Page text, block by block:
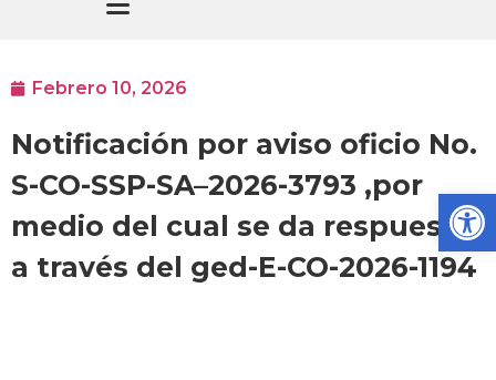
Febrero 10, 2026
Notificación por aviso oficio No.
S-CO-SSP-SA–2026-3793 ,por
medio del cual se da respuesta
a través del ged-E-CO-2026-1194